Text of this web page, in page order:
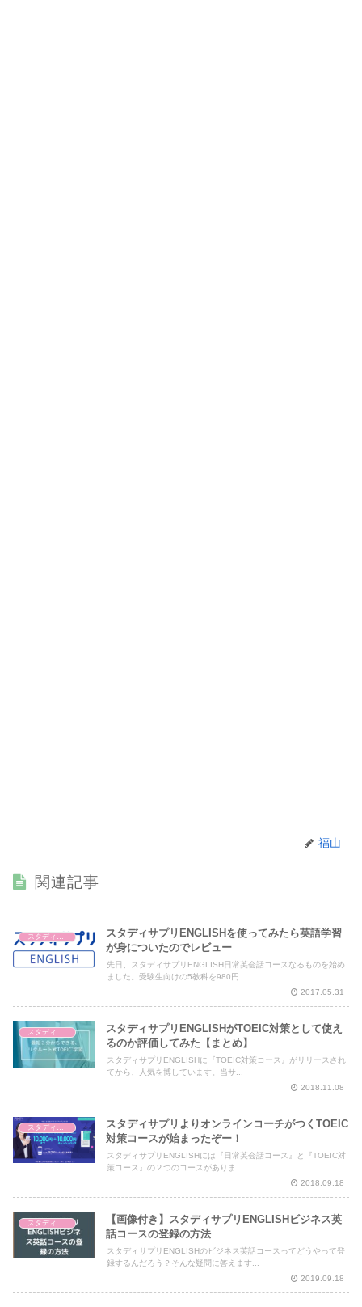
福山
関連記事
スタディサプリENGLISH
スタディサプリENGLISHを使ってみたら英語学習
が身についたのでレビュー
先日、スタディサプリENGLISH日常英会話コースなるものを始め
ました。受験生向けの5教科を980円...
2017.05.31
スタディサプリENGLISH
スタディサプリENGLISHがTOEIC対策として使え
るのか評価してみた【まとめ】
スタディサプリENGLISHに『TOEIC対策コース』がリリースされ
てから、人気を博しています。当サ...
2018.11.08
スタディサプリよりオンラインコーチがつくTOEIC
対策コースが始まったぞー！
スタディサプリENGLISHには『日常英会話コース』と『TOEIC対
策コース』の２つのコースがありま...
2018.09.18
【画像付き】スタディサプリENGLISHビジネス英
話コースの登録の方法
スタディサプリENGLISHのビジネス英話コースってどうやって登
録するんだろう？そんな疑問に答えます...
2019.09.18